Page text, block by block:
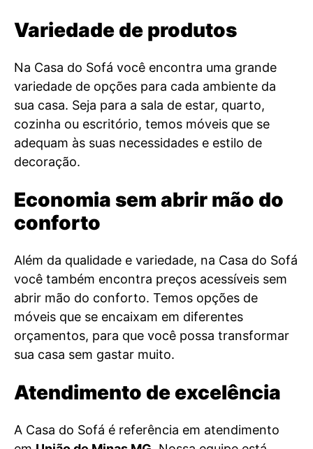
Variedade de produtos
Na Casa do Sofá você encontra uma grande
variedade de opções para cada ambiente da
sua casa. Seja para a sala de estar, quarto,
cozinha ou escritório, temos móveis que se
adequam às suas necessidades e estilo de
decoração.
Economia sem abrir mão do
conforto
Além da qualidade e variedade, na Casa do Sofá
você também encontra preços acessíveis sem
abrir mão do conforto. Temos opções de
móveis que se encaixam em diferentes
orçamentos, para que você possa transformar
sua casa sem gastar muito.
Atendimento de excelência
A Casa do Sofá é referência em atendimento